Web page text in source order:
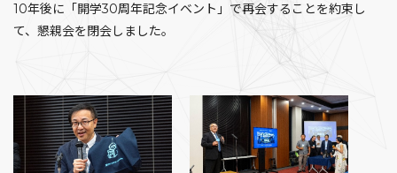
10年後に「開学30周年記念イベント」で再会することを約束し
て、懇親会を閉会しました。